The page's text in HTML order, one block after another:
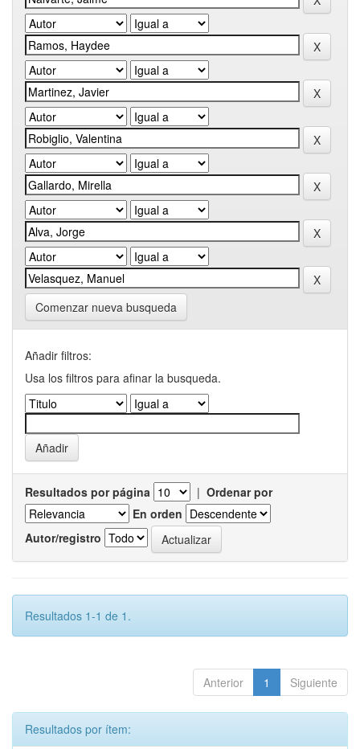
Comenzar nueva busqueda
Añadir filtros:
Usa los filtros para afinar la busqueda.
Resultados por página | Ordenar por
En orden
Autor/registro
Resultados 1-1 de 1.
Anterior 1 Siguiente
Resultados por ítem: